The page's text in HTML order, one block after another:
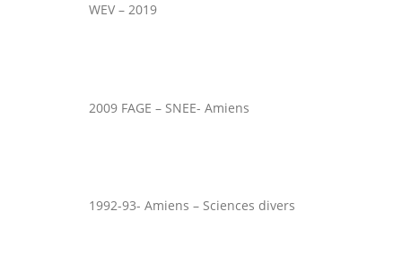
WEV – 2019
2009 FAGE – SNEE- Amiens
1992-93- Amiens – Sciences divers